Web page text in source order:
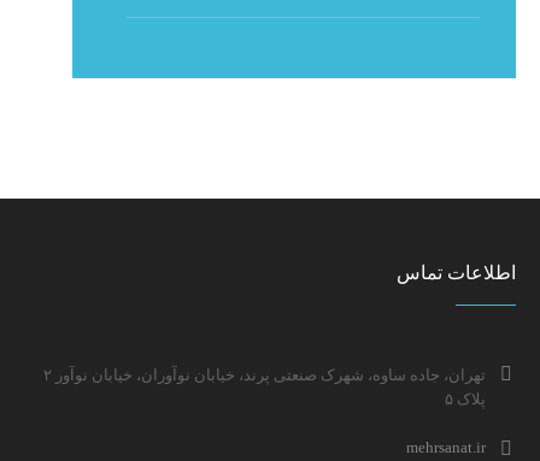
اطلاعات تماس
تهران، جاده ساوه، شهرک صنعتی پرند، خیابان نوآوران، خیابان نوآور ۲
پلاک ۵
mehrsanat.ir